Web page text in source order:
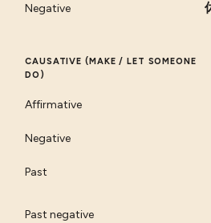
Negative
CAUSATIVE (MAKE / LET SOMEONE
DO)
Affirmative
Negative
Past
Past negative